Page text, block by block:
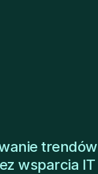
wsparcia IT